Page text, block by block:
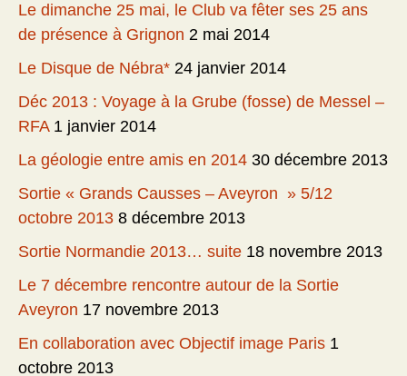
Le dimanche 25 mai, le Club va fêter ses 25 ans
de présence à Grignon 2 mai 2014
Le Disque de Nébra* 24 janvier 2014
Déc 2013 : Voyage à la Grube (fosse) de Messel –
RFA 1 janvier 2014
La géologie entre amis en 2014 30 décembre 2013
Sortie « Grands Causses – Aveyron » 5/12
octobre 2013 8 décembre 2013
Sortie Normandie 2013… suite 18 novembre 2013
Le 7 décembre rencontre autour de la Sortie
Aveyron 17 novembre 2013
En collaboration avec Objectif image Paris 1
octobre 2013